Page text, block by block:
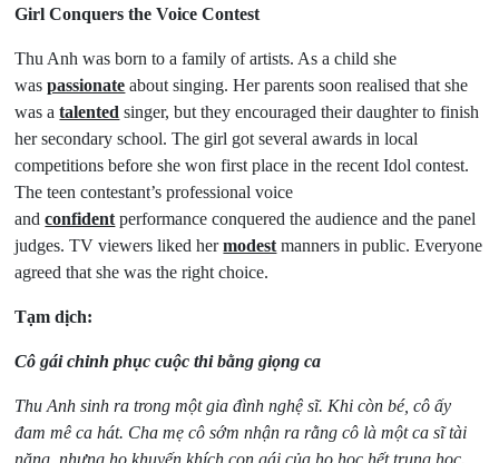
Girl Conquers the Voice Contest
Thu Anh was born to a family of artists. As a child she
waspassionate about singing. Her parents soon realised that she
was atalented singer, but they encouraged their daughter to finish
her secondary school. The girl got several awards in local
competitions before she won first place in the recent Idol contest.
The teen contestant’s professional voice
andconfident performance conquered the audience and the panel
judges. TV viewers liked hermodest manners in public. Everyone
agreed that she was the right choice.
Tạm dịch:
Cô gái chinh phục cuộc thi bằng giọng ca
Thu Anh sinh ra trong một gia đình nghệ sĩ. Khi còn bé, cô ấy
đam mê ca hát. Cha mẹ cô sớm nhận ra rằng cô là một ca sĩ tài
năng, nhưng họ khuyến khích con gái của họ học hết trung học.